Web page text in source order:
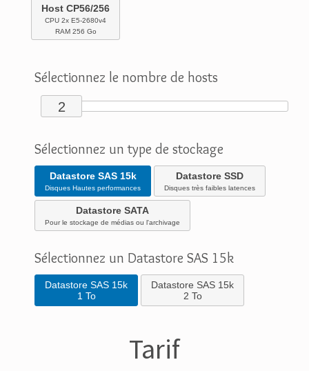
Host CP56/256
CPU 2x E5-2680v4
RAM 256 Go
Sélectionnez le nombre de hosts
2
Sélectionnez un type de stockage
Datastore SAS 15k
Disques Hautes performances
Datastore SSD
Disques très faibles latences
Datastore SATA
Pour le stockage de médias ou l'archivage
Sélectionnez un Datastore SAS 15k
Datastore SAS 15k
1 To
Datastore SAS 15k
2 To
Tarif